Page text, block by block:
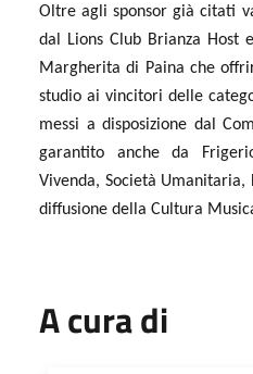
Oltre agli sponsor già citati
dal Lions Club Brianza Host
Margherita di Paina che
studio ai vincitori delle
messi a disposizione dal
garantito anche da
Vivenda, Società Umanitaria,
diffusione della Cultura
A cura di